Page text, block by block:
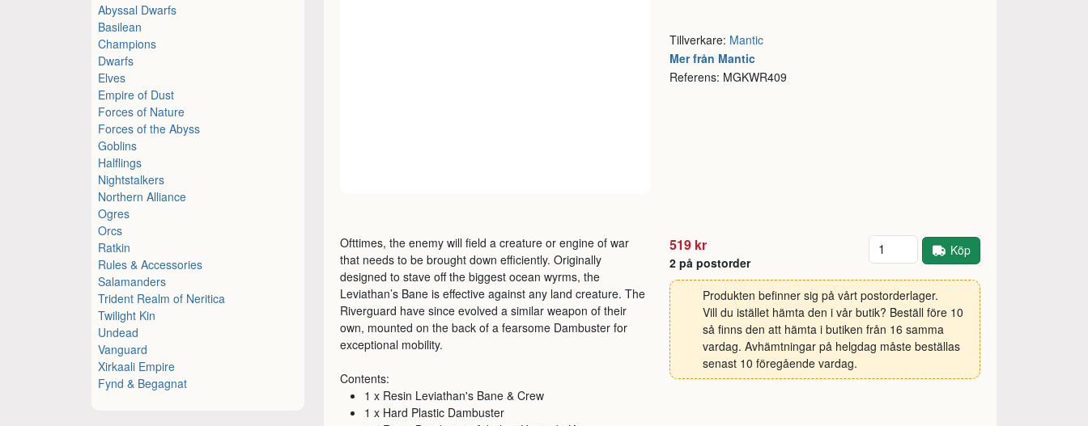
Abyssal Dwarfs
Basilean
Champions
Dwarfs
Elves
Empire of Dust
Forces of Nature
Forces of the Abyss
Goblins
Halflings
Nightstalkers
Northern Alliance
Ogres
Orcs
Ratkin
Rules & Accessories
Salamanders
Trident Realm of Neritica
Twilight Kin
Undead
Vanguard
Xirkaali Empire
Fynd & Begagnat
Tillverkare: Mantic
Mer från Mantic
Referens: MGKWR409
Ofttimes, the enemy will field a creature or engine of war
that needs to be brought down efficiently. Originally
designed to stave off the biggest ocean wyrms, the
Leviathan’s Bane is effective against any land creature. The
Riverguard have since evolved a similar weapon of their
own, mounted on the back of a fearsome Dambuster for
exceptional mobility.
Contents:
1 x Resin Leviathan's Bane & Crew
1 x Hard Plastic Dambuster
519 kr
2 på postorder
Antal Köp
Produkten befinner sig på vårt postorderlager.
Vill du istället hämta den i vår butik? Beställ före 10
så finns den att hämta i butiken från 16 samma
vardag. Avhämtningar på helgdag måste beställas
senast 10 föregående vardag.